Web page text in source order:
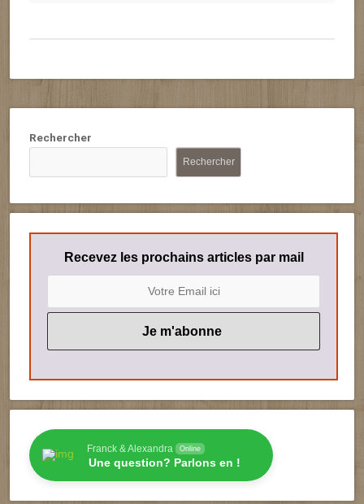
Rechercher
Rechercher
Recevez les prochains articles par mail
Franck & Alexandra Online
Une question? Parlons en !